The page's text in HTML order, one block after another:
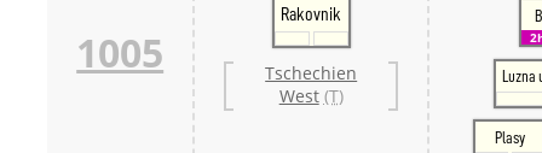
1005
Rakovnik
Tschechien
West (T)
Plasy